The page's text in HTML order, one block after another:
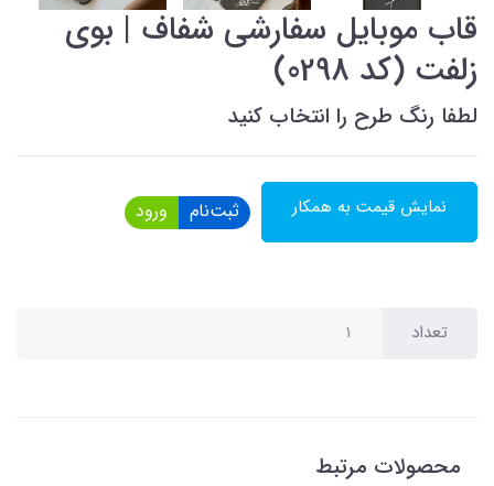
قاب موبایل سفارشی شفاف | بوی
زلفت (کد 0298)
لطفا رنگ طرح را انتخاب کنید
نمایش قیمت به همکار ثبت‌نام ورود
تعداد
محصولات مرتبط